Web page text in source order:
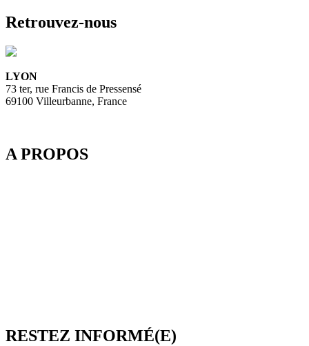
Retrouvez-nous
LYON
73 ter, rue Francis de Pressensé
69100 Villeurbanne, France
A PROPOS
RESTEZ INFORMÉ(E)